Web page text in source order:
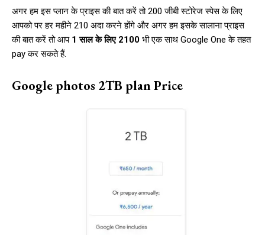
अगर हम इस प्लान के प्राइस की बात करें तो 200 जीबी स्टोरेज स्पेस के लिए
आपको पर हर महीने ₹210 अदा करने होंगे और अगर हम इसके सालाना प्राइस
की बात करें तो आप1 साल के लिए ₹2100 भी एक साथ Google One के तहत
pay कर सकते हैं.
Google photos 2TB plan Price